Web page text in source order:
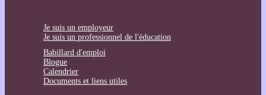
Je suis un employeur
Je suis un professionnel de l'éducation
Babillard d'emploi
Blogue
Calendrier
Documents et liens utiles